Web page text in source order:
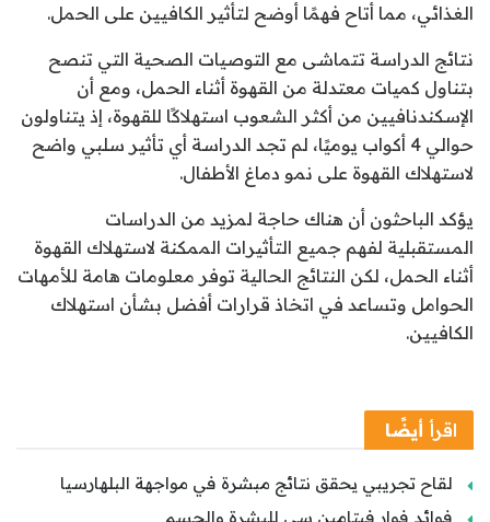
الغذائي، مما أتاح فهمًا أوضح لتأثير الكافيين على الحمل.
نتائج الدراسة تتماشى مع التوصيات الصحية التي تنصح
بتناول كميات معتدلة من القهوة أثناء الحمل، ومع أن
الإسكندنافيين من أكثر الشعوب استهلاكًا للقهوة، إذ يتناولون
حوالي 4 أكواب يوميًا، لم تجد الدراسة أي تأثير سلبي واضح
لاستهلاك القهوة على نمو دماغ الأطفال.
يؤكد الباحثون أن هناك حاجة لمزيد من الدراسات
المستقبلية لفهم جميع التأثيرات الممكنة لاستهلاك القهوة
أثناء الحمل، لكن النتائج الحالية توفر معلومات هامة للأمهات
الحوامل وتساعد في اتخاذ قرارات أفضل بشأن استهلاك
الكافيين.
اقرأ أيضًا
لقاح تجريبي يحقق نتائج مبشرة في مواجهة البلهارسيا
فوائد فوار فيتامين سي للبشرة والجسم